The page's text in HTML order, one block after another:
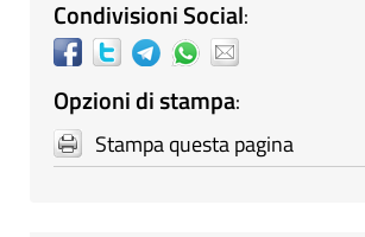
Condivisioni Social:
Opzioni di stampa:
Stampa questa pagina